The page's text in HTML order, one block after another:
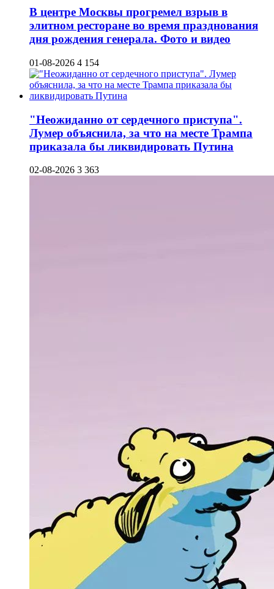
В центре Москвы прогремел взрыв в
элитном ресторане во время празднования
дня рождения генерала. Фото и видео
01-08-2026 4 154
"Неожиданно от сердечного приступа".
Лумер объяснила, за что на месте Трампа
приказала бы ликвидировать Путина
02-08-2026 3 363